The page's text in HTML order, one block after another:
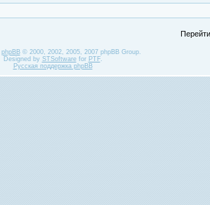
phpBB© 2000, 2002, 2005, 2007 phpBB Group.
Designed by STSoftwarefor PTF.
Русская поддержка phpBB